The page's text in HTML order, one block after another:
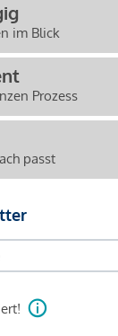
im Blick
Prozess
passt